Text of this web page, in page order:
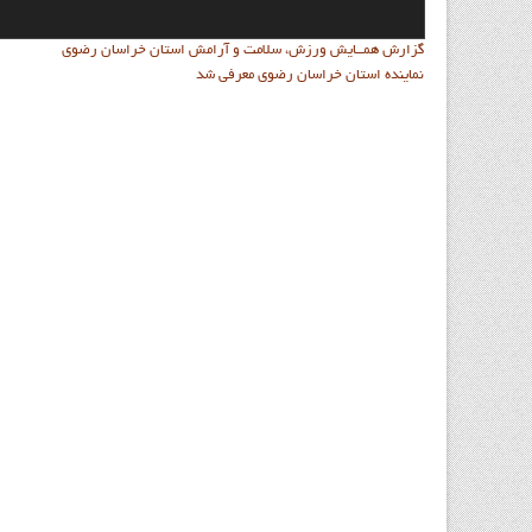
گزارش همــایش ورزش، سلامت و آرامش استان خراسان رضوي
نماينده استان خراسان رضوي معرفي شد